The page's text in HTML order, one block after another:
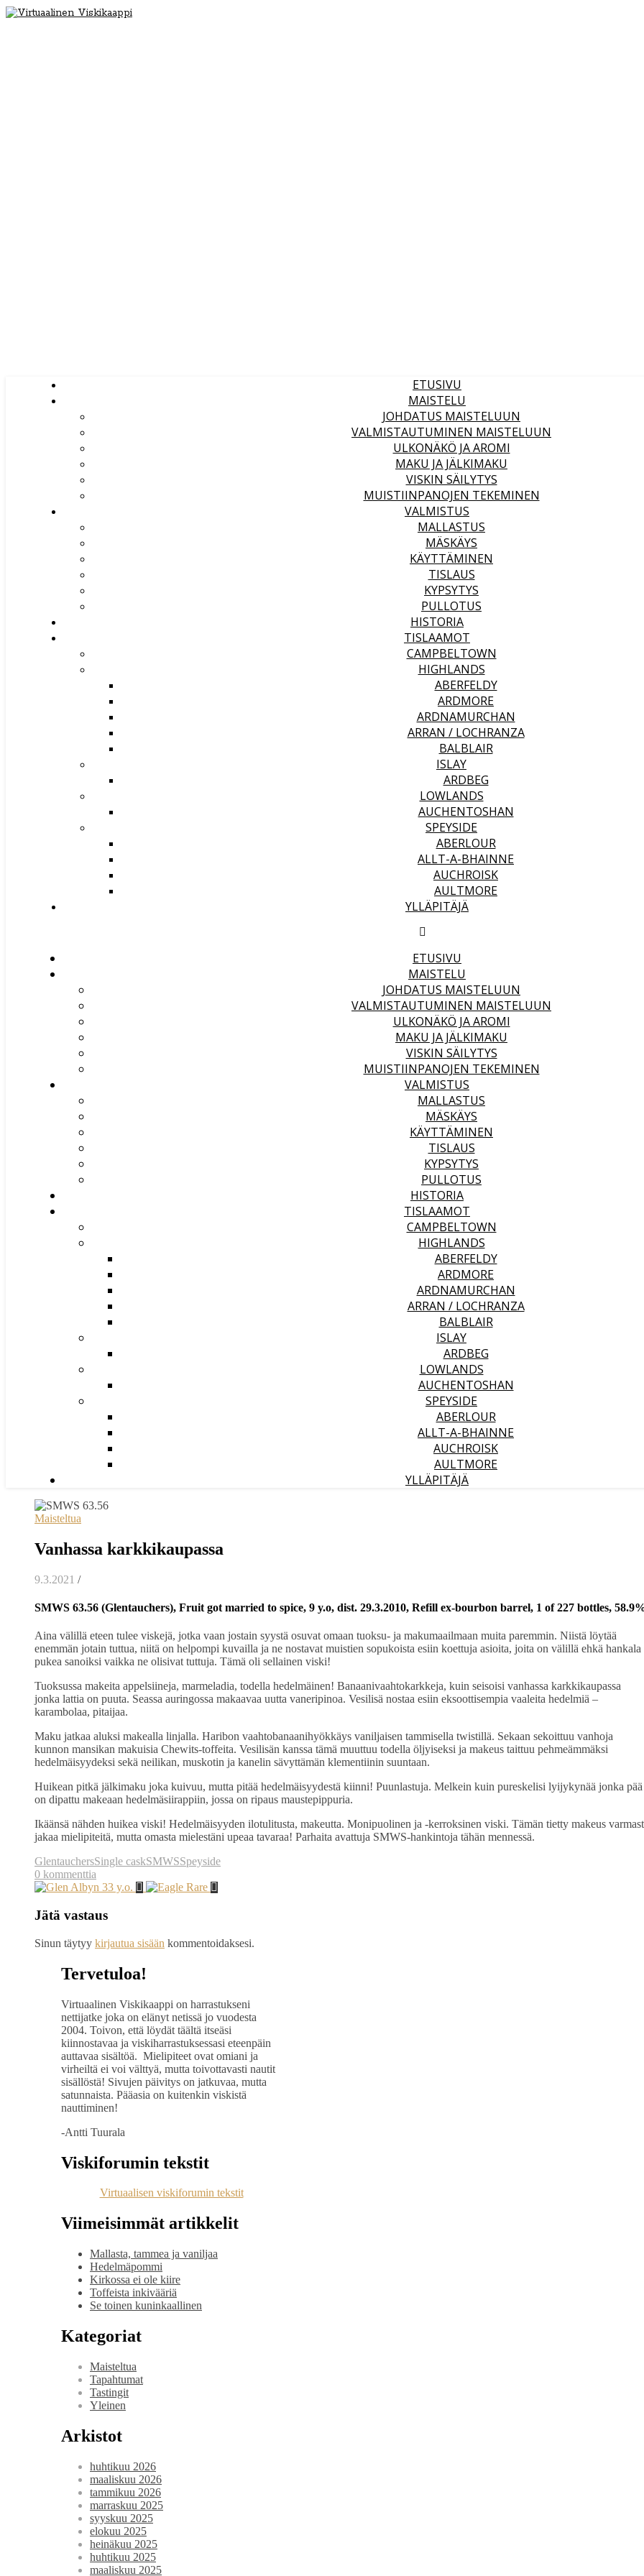
ETUSIVU
MAISTELU
JOHDATUS MAISTELUUN
VALMISTAUTUMINEN MAISTELUUN
ULKONÄKÖ JA AROMI
MAKU JA JÄLKIMAKU
VISKIN SÄILYTYS
MUISTIINPANOJEN TEKEMINEN
VALMISTUS
MALLASTUS
MÄSKÄYS
KÄYTTÄMINEN
TISLAUS
KYPSYTYS
PULLOTUS
HISTORIA
TISLAAMOT
CAMPBELTOWN
HIGHLANDS
ABERFELDY
ARDMORE
ARDNAMURCHAN
ARRAN / LOCHRANZA
BALBLAIR
ISLAY
ARDBEG
LOWLANDS
AUCHENTOSHAN
SPEYSIDE
ABERLOUR
ALLT-A-BHAINNE
AUCHROISK
AULTMORE
YLLÄPITÄJÄ
ETUSIVU
MAISTELU
JOHDATUS MAISTELUUN
VALMISTAUTUMINEN MAISTELUUN
ULKONÄKÖ JA AROMI
MAKU JA JÄLKIMAKU
VISKIN SÄILYTYS
MUISTIINPANOJEN TEKEMINEN
VALMISTUS
MALLASTUS
MÄSKÄYS
KÄYTTÄMINEN
TISLAUS
KYPSYTYS
PULLOTUS
HISTORIA
TISLAAMOT
CAMPBELTOWN
HIGHLANDS
ABERFELDY
ARDMORE
ARDNAMURCHAN
ARRAN / LOCHRANZA
BALBLAIR
ISLAY
ARDBEG
LOWLANDS
AUCHENTOSHAN
SPEYSIDE
ABERLOUR
ALLT-A-BHAINNE
AUCHROISK
AULTMORE
YLLÄPITÄJÄ
Maisteltua
Vanhassa karkkikaupassa
9.3.2021 /
SMWS 63.56 (Glentauchers), Fruit got married to spice, 9 y.o, dist. 29.3.2010, Refill ex-bourbon barrel, 1 of 227 bottles,
Aina välillä eteen tulee viskejä, jotka vaan jostain syystä osuvat omaan tuoksu- ja makumaailmaan muita paremmin. Niistä löytää
enemmän jotain tuttua, niitä on helpompi kuvailla ja ne nostavat muistien sopukoista esiin koettuja asioita, joita on välillä ehkä hankala
pukea sanoiksi vaikka ne olisivat tuttuja. Tämä oli sellainen viski!
Tuoksussa makeita appelsiineja, marmeladia, todella hedelmäinen! Banaanivaahtokarkkeja, kuin seisoisi vanhassa karkkikaupassa
jonka lattia on puuta. Seassa auringossa makaavaa uutta vaneripinoa. Vesilisä nostaa esiin eksoottisempia vaaleita hedelmiä –
karambolaa, pitaijaa.
Maku jatkaa aluksi makealla linjalla. Haribon vaahtobanaanihyökkäys vaniljaisen tammisella twistillä. Sekaan sekoittuu vanhoja
kunnon mansikan makuisia Chewits-toffeita. Vesilisän kanssa tämä muuttuu todella öljyiseksi ja makeus taittuu pehmeämmäksi
hedelmäisyydeksi sekä neilikan, muskotin ja kanelin sävyttämän klementiinin suuntaan.
Huikean pitkä jälkimaku joka kuivuu, mutta pitää hedelmäisyydestä kiinni! Puunlastuja. Melkein kuin pureskelisi lyijykynää jonka pää
on dipattu makeaan hedelmäsiirappiin, jossa on ripaus maustepippuria.
Ikäänsä nähden huikea viski! Hedelmäisyyden ilotulitusta, makeutta. Monipuolinen ja -kerroksinen viski. Tämän tietty makeus
jakaa mielipiteitä, mutta omasta mielestäni upeaa tavaraa! Parhaita avattuja SMWS-hankintoja tähän mennessä.
GlentauchersSingle caskSMWSSpeyside
0 kommenttia
Jätä vastaus
Sinun täytyy kirjautua sisään kommentoidaksesi.
Tervetuloa!
Virtuaalinen Viskikaappi on harrastukseni
nettijatke joka on elänyt netissä jo vuodesta
2004. Toivon, että löydät täältä itseäsi
kiinnostavaa ja viskiharrastuksessasi eteenpäin
auttavaa sisältöä. Mielipiteet ovat omiani ja
virheiltä ei voi välttyä, mutta toivottavasti nautit
sisällöstä! Sivujen päivitys on jatkuvaa, mutta
satunnaista. Pääasia on kuitenkin viskistä
nauttiminen!
-Antti Tuurala
Viskiforumin tekstit
Virtuaalisen viskiforumin tekstit
Viimeisimmät artikkelit
Mallasta, tammea ja vaniljaa
Hedelmäpommi
Kirkossa ei ole kiire
Toffeista inkivääriä
Se toinen kuninkaallinen
Kategoriat
Maisteltua
Tapahtumat
Tastingit
Yleinen
Arkistot
huhtikuu 2026
maaliskuu 2026
tammikuu 2026
marraskuu 2025
syyskuu 2025
elokuu 2025
heinäkuu 2025
huhtikuu 2025
maaliskuu 2025